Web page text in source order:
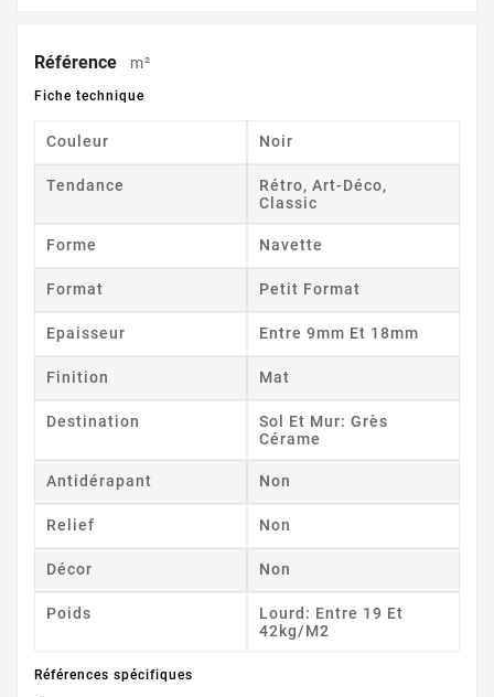
Référence m²
Fiche technique
Couleur Noir
Tendance
Rétro, Art-Déco,
Classic
Forme Navette
Format Petit Format
Epaisseur Entre 9mm Et 18mm
Finition Mat
Destination
Sol Et Mur: Grès
Cérame
Antidérapant Non
Relief Non
Décor Non
Poids
Lourd: Entre 19 Et
42kg/m2
Références spécifiques